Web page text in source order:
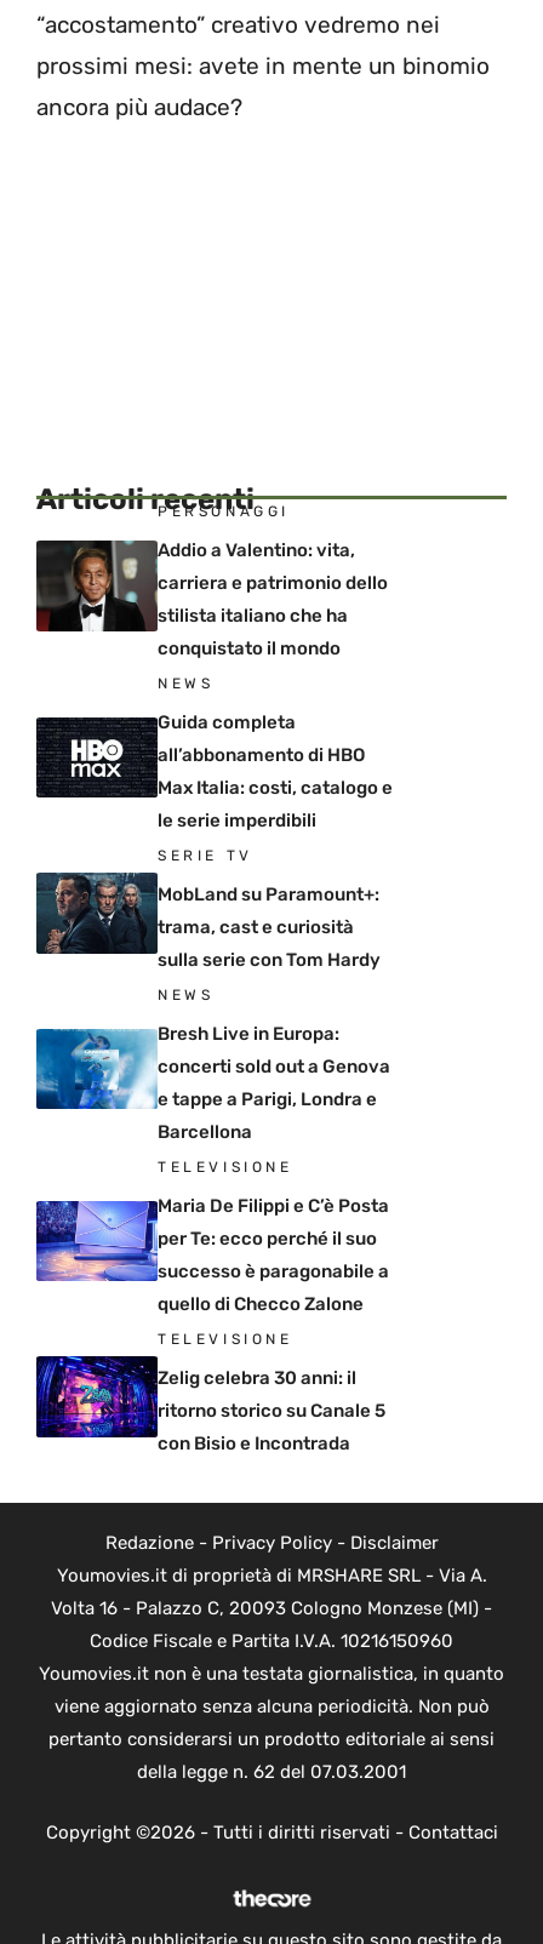
“accostamento” creativo vedremo nei
prossimi mesi: avete in mente un binomio
ancora più audace?
Articoli recenti
PERSONAGGI
Addio a Valentino: vita,
carriera e patrimonio dello
stilista italiano che ha
conquistato il mondo
NEWS
Guida completa
all’abbonamento di HBO
Max Italia: costi, catalogo e
le serie imperdibili
SERIE TV
MobLand su Paramount+:
trama, cast e curiosità
sulla serie con Tom Hardy
NEWS
Bresh Live in Europa:
concerti sold out a Genova
e tappe a Parigi, Londra e
Barcellona
TELEVISIONE
Maria De Filippi e C’è Posta
per Te: ecco perché il suo
successo è paragonabile a
quello di Checco Zalone
TELEVISIONE
Zelig celebra 30 anni: il
ritorno storico su Canale 5
con Bisio e Incontrada
Redazione- Privacy Policy- Disclaimer
Youmovies.it di proprietà di MRSHARE SRL - Via A.
Volta 16 - Palazzo C, 20093 Cologno Monzese (MI) -
Codice Fiscale e Partita I.V.A. 10216150960
Youmovies.it non è una testata giornalistica, in quanto
viene aggiornato senza alcuna periodicità. Non può
pertanto considerarsi un prodotto editoriale ai sensi
della legge n. 62 del 07.03.2001
Copyright ©2026 - Tutti i diritti riservati - Contattaci